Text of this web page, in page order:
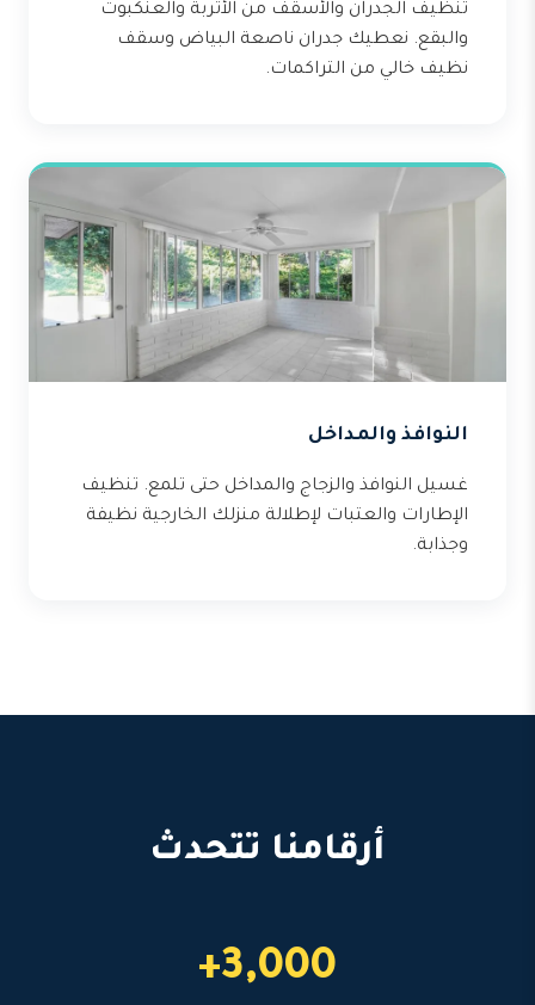
تنظيف الجدران والأسقف من الأتربة والعنكبوت
والبقع. نعطيك جدران ناصعة البياض وسقف
نظيف خالي من التراكمات.
النوافذ والمداخل
غسيل النوافذ والزجاج والمداخل حتى تلمع. تنظيف
الإطارات والعتبات لإطلالة منزلك الخارجية نظيفة
وجذابة.
أرقامنا تتحدث
3,000+